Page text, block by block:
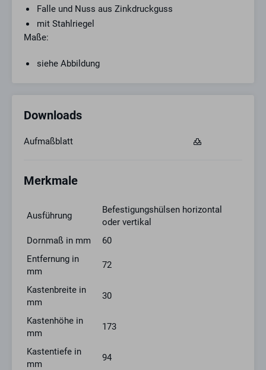
Falle und Nuss aus Zinkdruckguss
mit Stahlriegel
Maße:
siehe Abbildung
Downloads
Aufmaßblatt
Merkmale
Ausführung
Befestigungshülsen horizontal
oder vertikal
Dornmaß in mm
60
Entfernung in
mm
72
Kastenbreite in
mm
30
Kastenhöhe in
mm
173
Kastentiefe in
mm
94